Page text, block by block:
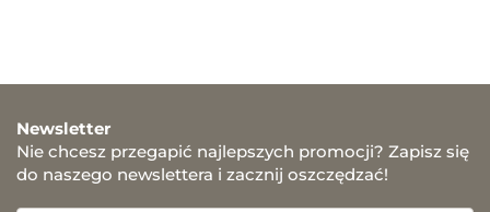
Newsletter
Nie chcesz przegapić najlepszych promocji? Zapisz się
do naszego newslettera i zacznij oszczędzać!